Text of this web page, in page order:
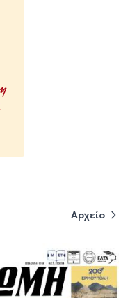
Αρχείο